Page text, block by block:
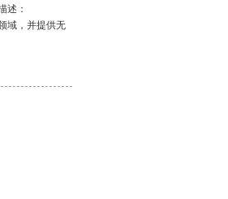
述：
域，并提供无